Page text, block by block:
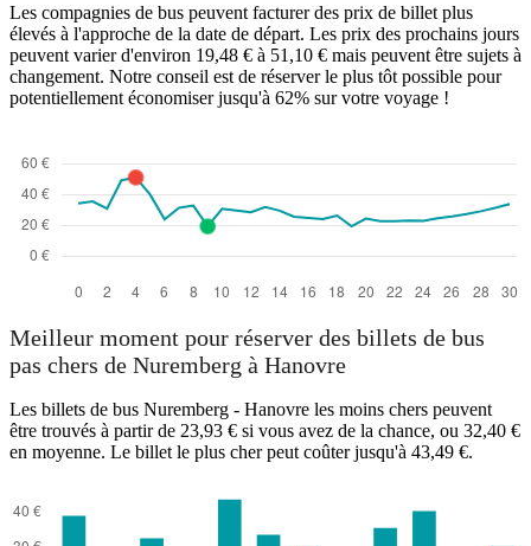
Les compagnies de bus peuvent facturer des prix de billet plus
élevés à l'approche de la date de départ. Les prix des prochains jours
peuvent varier d'environ 19,48 € à 51,10 € mais peuvent être sujets à
changement. Notre conseil est de réserver le plus tôt possible pour
potentiellement économiser jusqu'à 62% sur votre voyage !
Meilleur moment pour réserver des billets de bus
pas chers de Nuremberg à Hanovre
Les billets de bus Nuremberg - Hanovre les moins chers peuvent
être trouvés à partir de 23,93 € si vous avez de la chance, ou 32,40 €
en moyenne. Le billet le plus cher peut coûter jusqu'à 43,49 €.